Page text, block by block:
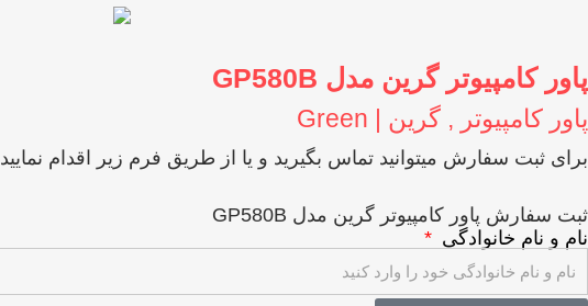
پاور کامپیوتر گرین مدل GP580B
پاور کامپیوتر , گرین | Green
برای ثبت سفارش میتوانید تماس بگیرید و یا از طریق فرم زیر اقدام نمایید
ثبت سفارش پاور کامپیوتر گرین مدل GP580B
نام و نام خانوادگی